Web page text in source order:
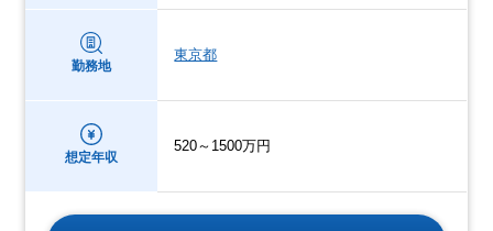
勤務地
東京都
想定年収
520～1500万円